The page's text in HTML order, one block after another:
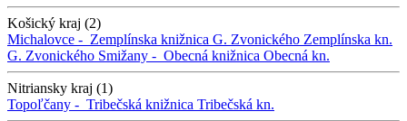
Košický kraj (2)
Michalovce - Zemplínska knižnica G. Zvonického Zemplínska kn.
G. Zvonického Smižany - Obecná knižnica Obecná kn.
Nitriansky kraj (1)
Topoľčany - Tribečská knižnica Tribečská kn.